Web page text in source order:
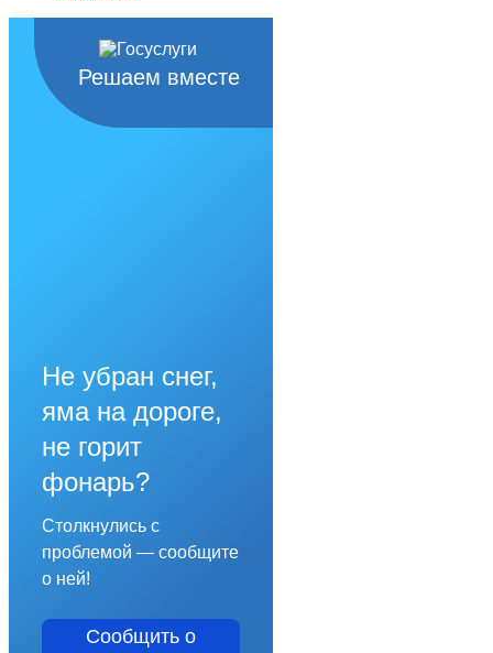
Решаем вместе
Не убран снег,
яма на дороге,
не горит
фонарь?
Столкнулись с
проблемой — сообщите
о ней!
Сообщить о